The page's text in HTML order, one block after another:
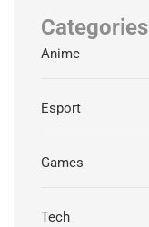
Categories
Anime
Esport
Games
Tech